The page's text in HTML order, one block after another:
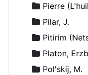
Pierre
Pilar, J.
Pitirim
Platon,
Pol'skij, M.